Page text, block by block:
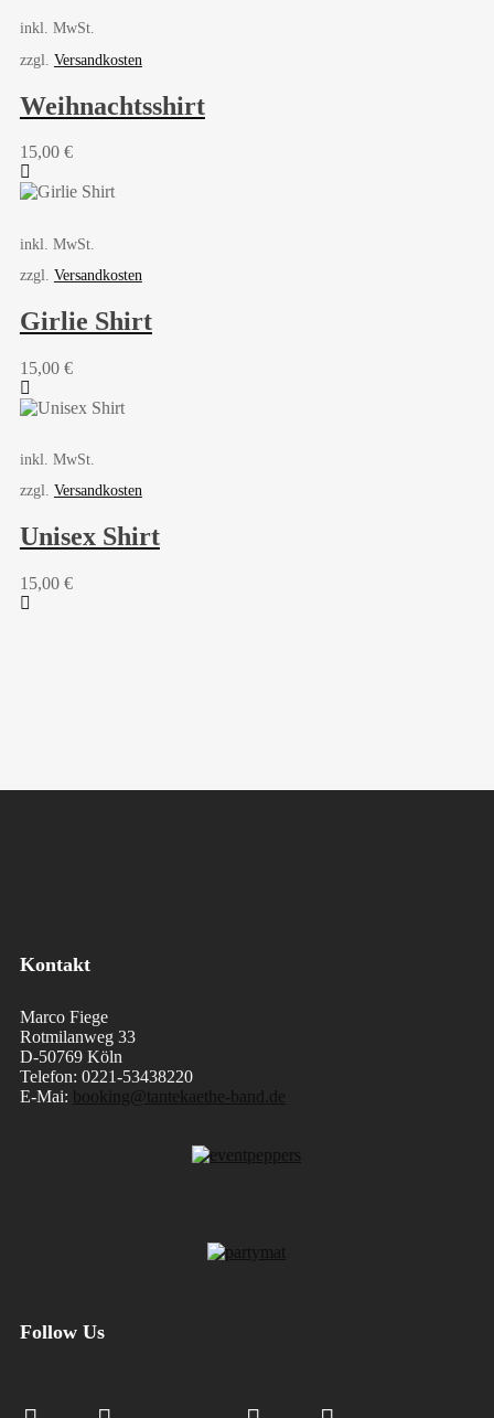
inkl. MwSt.
zzgl. Versandkosten
Weihnachtsshirt
15,00 €
inkl. MwSt.
zzgl. Versandkosten
Girlie Shirt
15,00 €
inkl. MwSt.
zzgl. Versandkosten
Unisex Shirt
15,00 €
Kontakt
Marco Fiege
Rotmilanweg 33
D-50769 Köln
Telefon: 0221-53438220
E-Mai: booking@tantekaethe-band.de
Follow Us